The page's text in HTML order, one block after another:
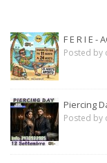
F E R I E -
Posted by
Piercing
Posted by